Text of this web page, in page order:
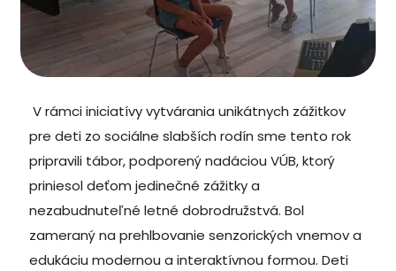
V rámci iniciatívy vytvárania unikátnych zážitkov
pre deti zo sociálne slabších rodín sme tento rok
pripravili tábor, podporený nadáciou VÚB, ktorý
priniesol deťom jedinečné zážitky a
nezabudnuteľné letné dobrodružstvá. Bol
zameraný na prehlbovanie senzorických vnemov a
edukáciu modernou a interaktívnou formou. Deti